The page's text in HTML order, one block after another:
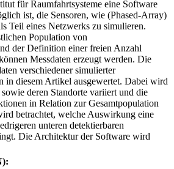
für Raumfahrtsysteme eine Software
ist, die Sensoren, wie (Phased-Array)
Teil eines Netzwerks zu simulieren.
Population von
der Definition einer freien Anzahl
Messdaten erzeugt werden. Die
verschiedener simulierter
in diesem Artikel ausgewertet. Dabei wird
deren Standorte variiert und die
in Relation zur Gesamtpopulation
betrachtet, welche Auswirkung eine
unteren detektierbaren
Die Architektur der Software wird